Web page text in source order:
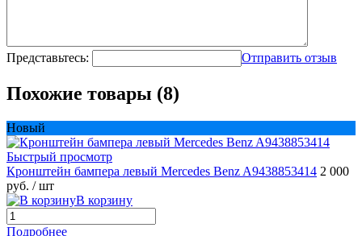
Представьтесь: Отправить отзыв
Похожие товары (8)
Новый
Быстрый просмотр
Кронштейн бампера левый Mercedes Benz A9438853414 2 000
руб. / шт
В корзину
Подробнее